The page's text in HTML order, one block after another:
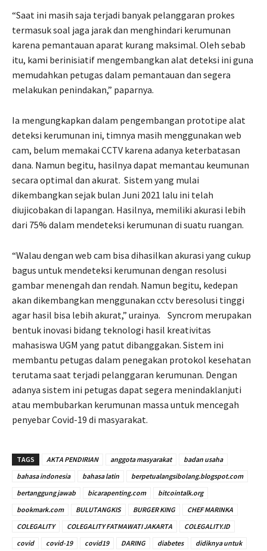
“Saat ini masih saja terjadi banyak pelanggaran prokes
termasuk soal jaga jarak dan menghindari kerumunan
karena pemantauan aparat kurang maksimal. Oleh sebab
itu, kami berinisiatif mengembangkan alat deteksi ini guna
memudahkan petugas dalam pemantauan dan segera
melakukan penindakan,” paparnya.
Ia mengungkapkan dalam pengembangan prototipe alat
deteksi kerumunan ini, timnya masih menggunakan web
cam, belum memakai CCTV karena adanya keterbatasan
dana. Namun begitu, hasilnya dapat memantau keumunan
secara optimal dan akurat. Sistem yang mulai
dikembangkan sejak bulan Juni 2021 lalu ini telah
diujicobakan di lapangan. Hasilnya, memiliki akurasi lebih
dari 75% dalam mendeteksi kerumunan di suatu ruangan.
“Walau dengan web cam bisa dihasilkan akurasi yang cukup
bagus untuk mendeteksi kerumunan dengan resolusi
gambar menengah dan rendah. Namun begitu, kedepan
akan dikembangkan menggunakan cctv beresolusi tinggi
agar hasil bisa lebih akurat,” urainya. Syncrom merupakan
bentuk inovasi bidang teknologi hasil kreativitas
mahasiswa UGM yang patut dibanggakan. Sistem ini
membantu petugas dalam penegakan protokol kesehatan
terutama saat terjadi pelanggaran kerumunan. Dengan
adanya sistem ini petugas dapat segera menindaklanjuti
atau membubarkan kerumunan massa untuk mencegah
penyebar Covid-19 di masyarakat.
TAGS AKTA PENDIRIAN anggota masyarakat
badan usaha
bahasa indonesia
bahasa latin
berpetualangsibolang.blogspot.com
bertanggung jawab
bicarapenting.com
bitcointalk.org
bookmark.com
BULUTANGKIS BURGER KING
CHEF MARINKA
COLEGALITY
COLEGALITY FATMAWATI JAKARTA
COLEGALITY.ID
covid
covid-19 covid19 DARING diabetes didiknya untuk